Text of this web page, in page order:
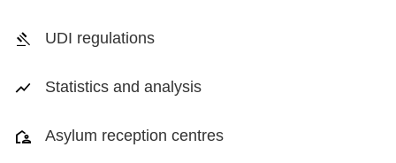
UDI regulations
Statistics and analysis
Asylum reception centres